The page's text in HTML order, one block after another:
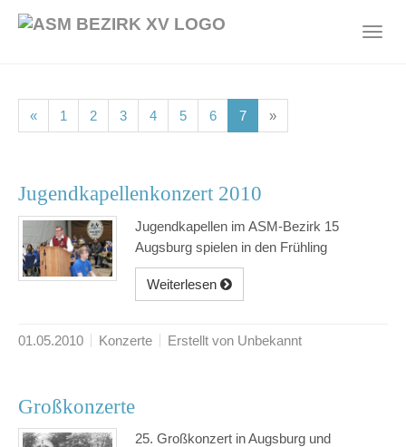
« 1 (current)
2(current)
3(current)
4(current)
5(current)
6(current)
7(current)
»
Jugendkapellenkonzert 2010
Jugendkapellen im ASM-Bezirk 15
Augsburg spielen in den Frühling
Weiterlesen
01.05.2010 Konzerte Erstellt von Unbekannt
Großkonzerte
25. Großkonzert in Augsburg und